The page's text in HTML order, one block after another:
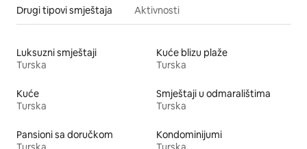
Drugi tipovi smještaja Aktivnosti
Luksuzni smještaji
Turska
Kuće blizu plaže
Turska
Kuće
Turska
Smještaji u odmaralištima
Turska
Pansioni sa doručkom
Kondominijumi